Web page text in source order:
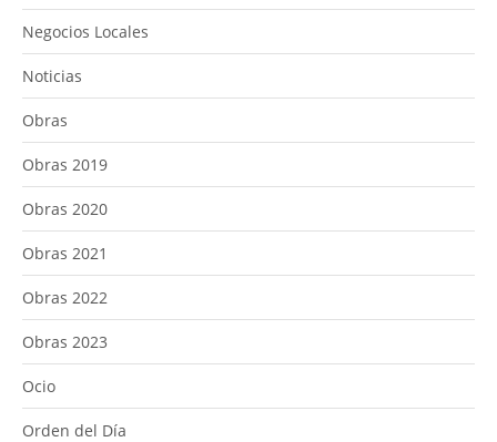
Negocios Locales
Noticias
Obras
Obras 2019
Obras 2020
Obras 2021
Obras 2022
Obras 2023
Ocio
Orden del Día